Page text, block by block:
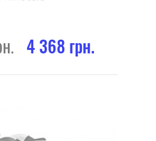
4 368 грн.